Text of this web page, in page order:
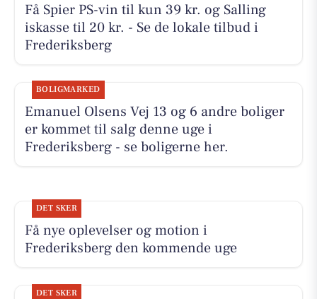
Få Spier PS-vin til kun 39 kr. og Salling
iskasse til 20 kr. - Se de lokale tilbud i
Frederiksberg
BOLIGMARKED
Emanuel Olsens Vej 13 og 6 andre boliger
er kommet til salg denne uge i
Frederiksberg - se boligerne her.
DET SKER
Få nye oplevelser og motion i
Frederiksberg den kommende uge
DET SKER